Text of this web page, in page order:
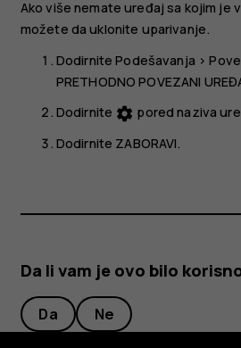
Ako više nemate uređaj sa kojim je
možete da uklonite uparivanje.
DodirnitePodešavanja >
PRETHODNO POVEZANI
Dodirnite settings pored naziva
Dodirnite ZABORAVI.
Da li vam je ovo bilo
Da Ne